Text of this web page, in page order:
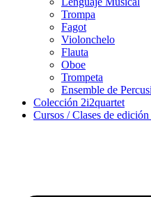
Trompa
Fagot
Violonchelo
Flauta
Oboe
Trompeta
Ensemble de
Colección 2i2quartet
Cursos / Clases de